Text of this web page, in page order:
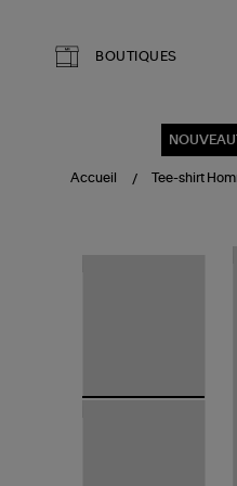
BOUTIQUES
Accueil Tee-shirt